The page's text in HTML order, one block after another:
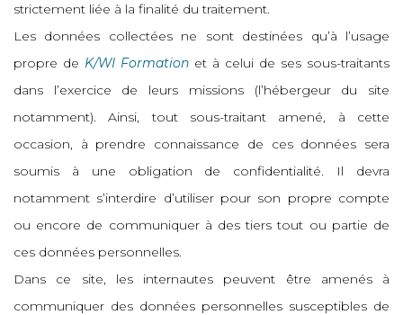
strictement liée à la finalité du traitement.
Les données collectées ne sont destinées qu’à l’usage
propre de K/WI Formation et à celui de ses sous-traitants
dans l’exercice de leurs missions (l’hébergeur du site
notamment). Ainsi, tout sous-traitant amené, à cette
occasion, à prendre connaissance de ces données sera
soumis à une obligation de confidentialité. Il devra
notamment s’interdire d’utiliser pour son propre compte
ou encore de communiquer à des tiers tout ou partie de
ces données personnelles.
Dans ce site, les internautes peuvent être amenés à
communiquer des données personnelles susceptibles de